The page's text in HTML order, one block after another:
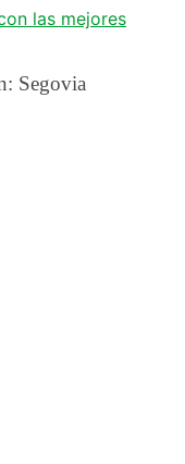
las mejores
Segovia